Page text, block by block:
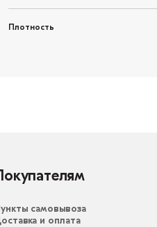
Плотность
самовывоза
и оплата